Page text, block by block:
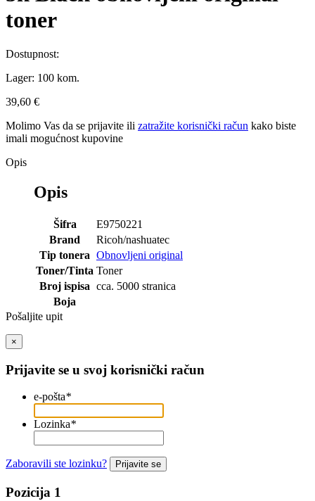
toner
Dostupnost:
Lager: 100 kom.
39,60 €
Molimo Vas da se prijavite ili zatražite korisnički račun kako biste
imali mogućnost kupovine
Opis
Opis
Šifra
E9750221
Brand
Ricoh/nashuatec
Tip tonera Obnovljeni original
Toner/Tinta Toner
Broj ispisa cca. 5000 stranica
Boja
Pošaljite upit
×
Prijavite se u svoj korisnički račun
e-pošta*
Lozinka*
Zaboravili ste lozinku? Prijavite se
Pozicija 1